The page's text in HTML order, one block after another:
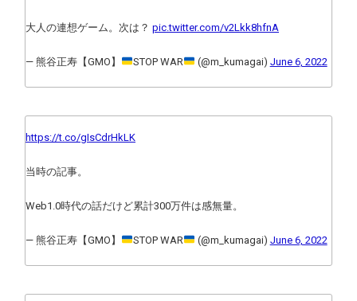
大人の連想ゲーム。次は？ pic.twitter.com/v2Lkk8hfnA
— 熊谷正寿【GMO】 STOP WAR (@m_kumagai) June 6, 2022
https://t.co/gIsCdrHkLK
当時の記事。
Web1.0時代の話だけど累計300万件は感無量。
— 熊谷正寿【GMO】 STOP WAR (@m_kumagai) June 6, 2022